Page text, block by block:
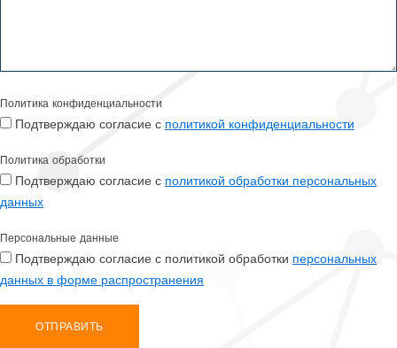
Политика конфиденциальности
Подтверждаю согласие с политикой конфиденциальности
Политика обработки
Подтверждаю согласие с политикой обработки персональных
данных
Персональные данные
Подтверждаю согласие с политикой обработки персональных
данных в форме распространения
ОТПРАВИТЬ